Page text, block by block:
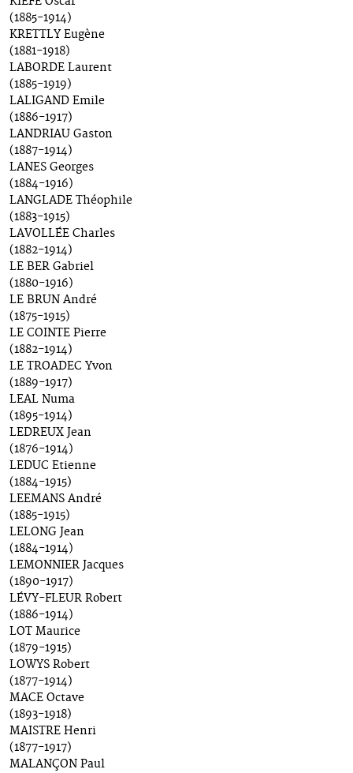
(1885-1914)
KRETTLY Eugène
(1881-1918)
LABORDE Laurent
(1885-1919)
LALIGAND Emile
(1886-1917)
LANDRIAU Gaston
(1887-1914)
LANES Georges
(1884-1916)
LANGLADE Théophile
(1883-1915)
LAVOLLÉE Charles
(1882-1914)
LE BER Gabriel
(1880-1916)
LE BRUN André
(1875-1915)
LE COINTE Pierre
(1882-1914)
LE TROADEC Yvon
(1889-1917)
LEAL Numa
(1895-1914)
LEDREUX Jean
(1876-1914)
LEDUC Etienne
(1884-1915)
LEEMANS André
(1885-1915)
LELONG Jean
(1884-1914)
LEMONNIER Jacques
(1890-1917)
LÉVY-FLEUR Robert
(1886-1914)
LOT Maurice
(1879-1915)
LOWYS Robert
(1877-1914)
MACE Octave
(1893-1918)
MAISTRE Henri
(1877-1917)
MALANÇON Paul